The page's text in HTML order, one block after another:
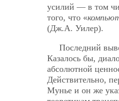
усилий — в том
того, что «
(Дж.А. Уилер).
Последний
Казалось бы,
абсолютной
Действительно,
Мунье и он же